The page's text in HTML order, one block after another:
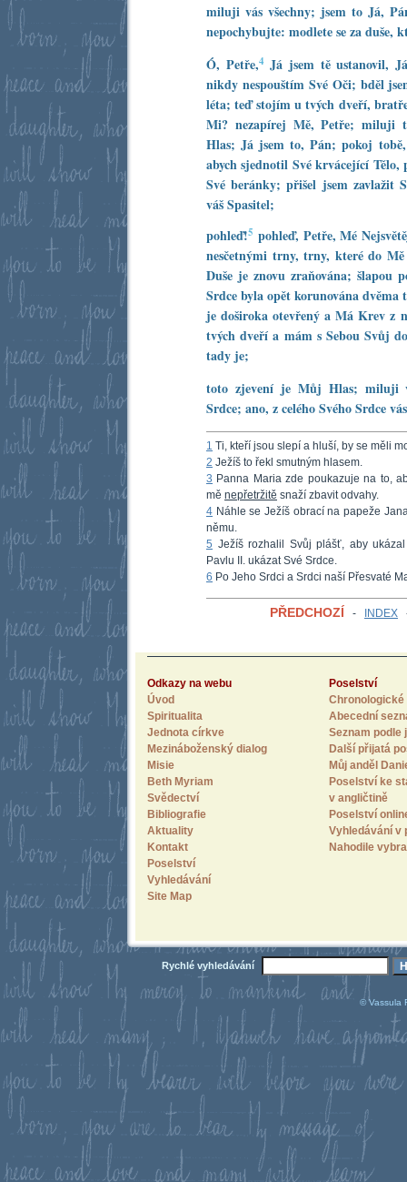
miluji vás všechny; jsem to Já,
nepochybujte: modlete se za duše,
Ó, Petře,4Já jsem tě ustanovil,
nikdy nespouštím Své Oči; bděl
léta; teď stojím u tvých dveří,
Mi? nezapírej Mě, Petře; miluji
Hlas; Já jsem to, Pán; pokoj
abych sjednotil Své krvácející Tělo,
Své beránky; přišel jsem zavlažit
váš Spasitel;
pohleď!5 pohleď, Petře, Mé
nesčetnými trny, trny, které do
Duše je znovu zraňována; šlapou
Srdce byla opět korunována
je doširoka otevřený a Má Krev z
tvých dveří a mám s Sebou Svůj
tady je;
toto zjevení je Můj Hlas; miluji
Srdce; ano, z celého Svého Srdce
1 Ti, kteří jsou slepí a hluší, by se měli
2 Ježíš to řekl smutným hlasem.
3 Panna Maria zde poukazuje na to,
mě nepřetržitě snaží zbavit odvahy.
4 Náhle se Ježíš obrací na papeže
němu.
5 Ježíš rozhalil Svůj plášť, aby
Pavlu II. ukázat Své Srdce.
6 Po Jeho Srdci a Srdci naší Přesvaté
PŘEDCHOZÍ - INDEX
Odkazy na webu
Úvod
Spiritualita
Jednota církve
Mezináboženský dialog
Misie
Beth Myriam
Svědectví
Bibliografie
Aktuality
Kontakt
Poselství
Vyhledávání
Site Map
Poselství
Chronologické
Abecední
Seznam
Další přijatá
Můj anděl
Poselství ke
v angličtině
Poselství
Vyhledávání v
Nahodile
Rychlé vyhledávání
© Vassula